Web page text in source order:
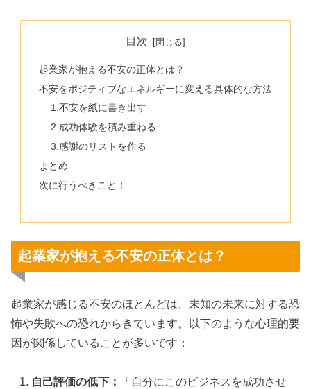
目次
起業家が抱える不安の正体とは？
不安をポジティブなエネルギーに変える具体的な方法
1.不安を紙に書き出す
2.成功体験を積み重ねる
3.感謝のリストを作る
まとめ
次に行うべきこと！
起業家が抱える不安の正体とは？
起業家が感じる不安のほとんどは、未知の未来に対する恐
怖や失敗への恐れからきています。以下のような心理的要
因が関係していることが多いです：
自己評価の低下：
「自分にこのビジネスを成功させ